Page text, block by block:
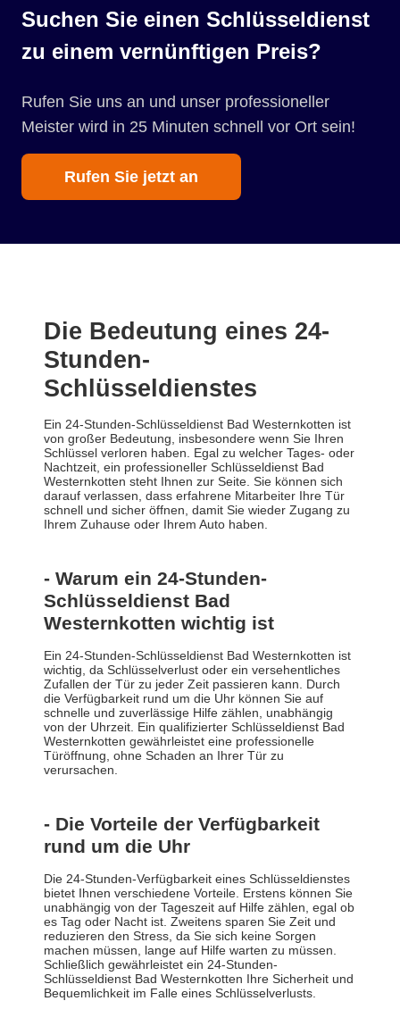
Suchen Sie einen Schlüsseldienst
zu einem vernünftigen Preis?
Rufen Sie uns an und unser professioneller
Meister wird in 25 Minuten schnell vor Ort sein!
Rufen Sie jetzt an
Die Bedeutung eines 24-
Stunden-
Schlüsseldienstes
Ein 24-Stunden-Schlüsseldienst Bad Westernkotten ist
von großer Bedeutung, insbesondere wenn Sie Ihren
Schlüssel verloren haben. Egal zu welcher Tages- oder
Nachtzeit, ein professioneller Schlüsseldienst Bad
Westernkotten steht Ihnen zur Seite. Sie können sich
darauf verlassen, dass erfahrene Mitarbeiter Ihre Tür
schnell und sicher öffnen, damit Sie wieder Zugang zu
Ihrem Zuhause oder Ihrem Auto haben.
- Warum ein 24-Stunden-
Schlüsseldienst Bad
Westernkotten wichtig ist
Ein 24-Stunden-Schlüsseldienst Bad Westernkotten ist
wichtig, da Schlüsselverlust oder ein versehentliches
Zufallen der Tür zu jeder Zeit passieren kann. Durch
die Verfügbarkeit rund um die Uhr können Sie auf
schnelle und zuverlässige Hilfe zählen, unabhängig
von der Uhrzeit. Ein qualifizierter Schlüsseldienst Bad
Westernkotten gewährleistet eine professionelle
Türöffnung, ohne Schaden an Ihrer Tür zu
verursachen.
- Die Vorteile der Verfügbarkeit
rund um die Uhr
Die 24-Stunden-Verfügbarkeit eines Schlüsseldienstes
bietet Ihnen verschiedene Vorteile. Erstens können Sie
unabhängig von der Tageszeit auf Hilfe zählen, egal ob
es Tag oder Nacht ist. Zweitens sparen Sie Zeit und
reduzieren den Stress, da Sie sich keine Sorgen
machen müssen, lange auf Hilfe warten zu müssen.
Schließlich gewährleistet ein 24-Stunden-
Schlüsseldienst Bad Westernkotten Ihre Sicherheit und
Bequemlichkeit im Falle eines Schlüsselverlusts.